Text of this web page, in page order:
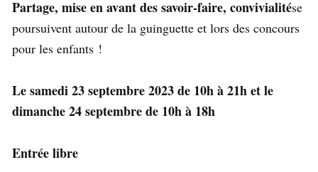
Partage, mise en avant des savoir-faire, convivialitése
poursuivent autour de la guinguette et lors des concours
pour les enfants !
Le samedi 23 septembre 2023 de 10h à 21h et le
dimanche 24 septembre de 10h à 18h
Entrée libre